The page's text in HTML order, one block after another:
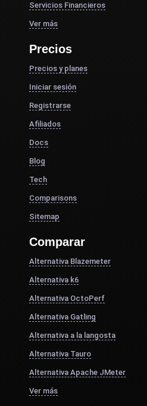
Servicios Financieros
Ver más
Precios
Precios y planes
Iniciar sesión
Registrarse
Afiliados
Docs
Blog
Tech
Comparisons
Sitemap
Comparar
Alternativa Blazemeter
Alternativa k6
Alternativa OctoPerf
Alternativa Gatling
Alternativa a la langosta
Alternativa Tauro
Alternativa Apache JMeter
Ver más